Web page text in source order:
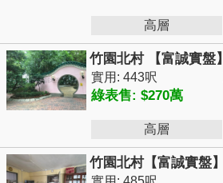
高層
竹園北村 【富誠實盤】
實用: 443呎
綠表售: $270萬
高層
竹園北村【富誠實盤】